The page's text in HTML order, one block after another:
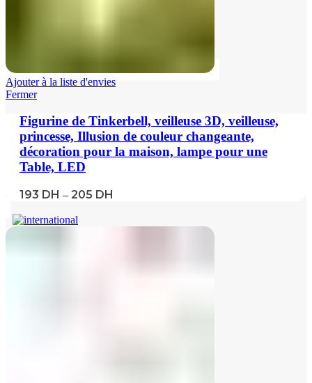
Ajouter à la liste d'envies
Fermer
Figurine de Tinkerbell, veilleuse 3D, veilleuse,
princesse, Illusion de couleur changeante,
décoration pour la maison, lampe pour une
Table, LED
193 DH – 205 DH